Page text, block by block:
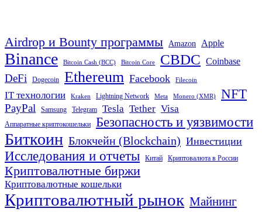
Airdrop и Bounty программы Amazon Apple
Binance Bitcoin Cash (BCC) Bitcoin Core CBDC Coinbase
DeFi Dogecoin Ethereum Facebook Filecoin
IT технологии Kraken Lightning Network Meta Monero (XMR) NFT
PayPal Samsung Telegram Tesla Tether Visa
Аппаратные криптокошельки Безопасность и уязвимости
Биткоин Блокчейн (Blockchain) Инвестиции
Исследования и отчеты Китай Криптовалюта в России
Криптовалютные биржи
Криптовалютные кошельки
Криптовалютный рынок Майнинг